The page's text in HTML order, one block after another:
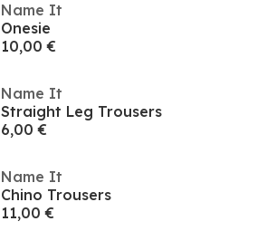
Name It
Onesie
10,00 €
Name It
Straight Leg Trousers
6,00 €
Name It
Chino Trousers
11,00 €